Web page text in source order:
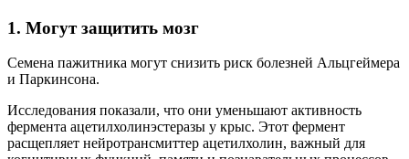
1. Могут защитить мозг
Семена пажитника могут снизить риск болезней Альцгеймера
и Паркинсона.
Исследования показали, что они уменьшают активность
фермента ацетилхолинэстеразы у крыс. Этот фермент
расщепляет нейротрансмиттер ацетилхолин, важный для